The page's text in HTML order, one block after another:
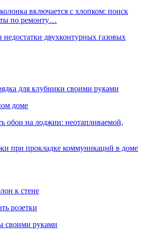
включается с хлопком: поиск
по ремонту…
двухконтурных газовых
для клубники своими руками
доме
обои на лоджии: неотапливаемой,
при прокладке коммуникаций в доме
к стене
розетки
своими руками